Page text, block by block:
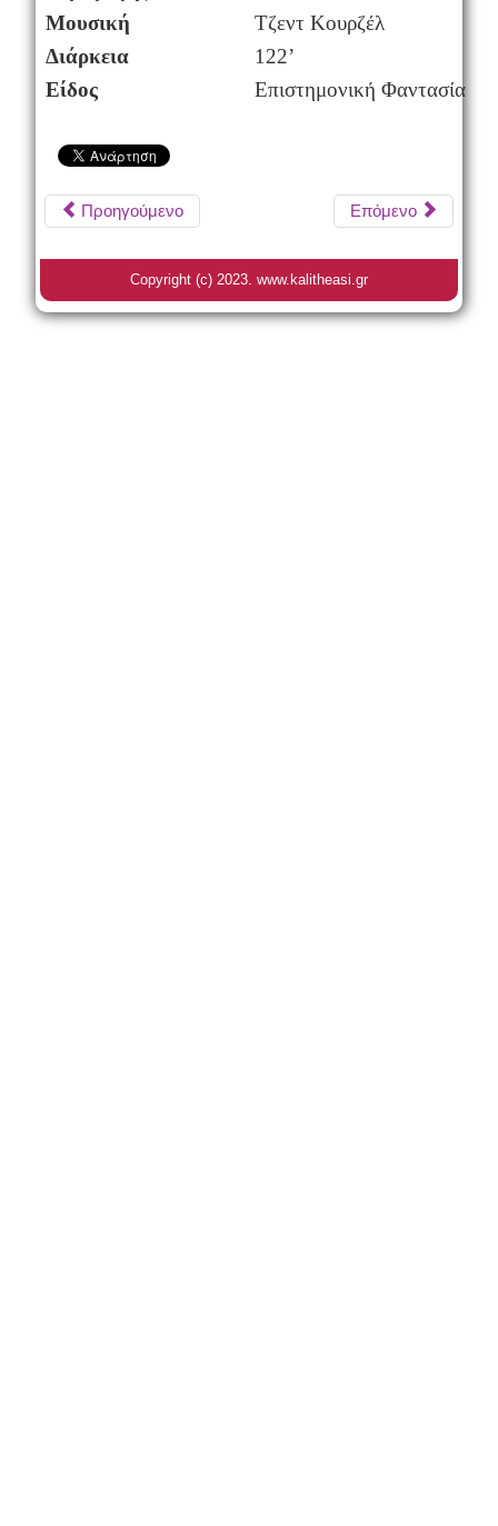
Μουσική
Τζεντ Κουρζέλ
Διάρκεια
122’
Είδος
Επιστημονική Φαντασία
Προηγούμενο Επόμενο
Copyright (c) 2023. www.kalitheasi.gr